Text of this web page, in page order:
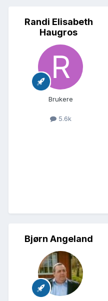
Randi Elisabeth
Haugros
Brukere
5.6k
Bjørn Angeland